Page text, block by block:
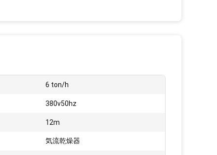
6 ton/h
380v50hz
12m
気流乾燥器